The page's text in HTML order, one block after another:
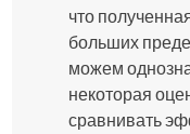
что
больших
можем
некоторая
сравнивать